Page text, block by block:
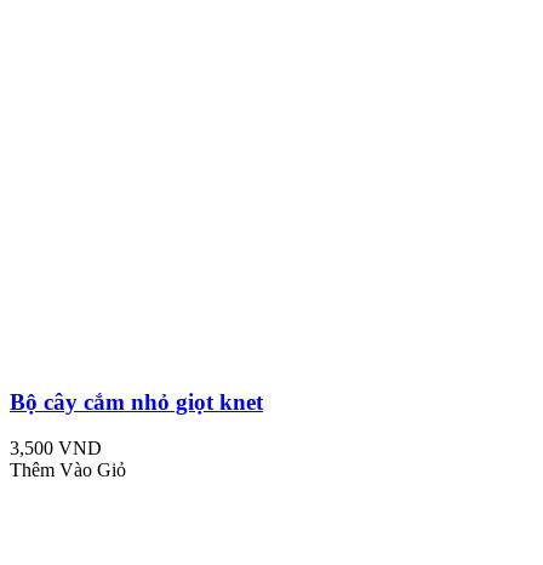
Bộ cây cắm nhỏ giọt knet
3,500 VND
Thêm Vào Giỏ